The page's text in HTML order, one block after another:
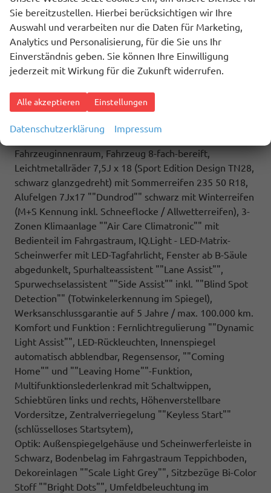
sowie Zuziehhilfe in der Schiebetüre links und rechts,
(7UY) Radio Navigationssystem Discover Pro, (4GX)
Frontscheibe beheizbar und geräuschdämmend, (7J2)
Digitalcockpit Pro, (9IJ) Mobiltelefonschnittstelle
Comfort mit induktiver Ladefunktion, (ZEB) Heckklappe
(ZBR) 7 Sitzer: Sitzvariante 2-2-3 (Vis-a-Vis entgegen
der Fahrrichtung) inkl. 4 Armlehnen.
Highlights: Sport Edition Paket: Sport Edition Schriftzug
Fahrzeuginnenraum, Fahrzeug 8-fach-bereift,
Leichtmetallräder 7,5J x 18 (Sport Edition Design TN28,
schwarz glanzgedreht) mit Sommerreifen 235 50 R18,
Alufelgen 7Jx17 ""Dundrod"" schwarz mit Winterreifen
(M+S Kennung inkl. Schneeflocke / Allwetterreifen), 3-
Zonen Klimaanlage ""Air Care Climatronic"" mit
Bedienteil im Fahrgastraum, IQ.Light - LED-Matrix-
Scheinwerfer mit LED-Tagfahrlicht, Fenster ab B-Säule
abgedunkelt, Spurhalteassistent ""Lane Assist"",
Spurwechselassistent ""Side Assist"" inkl. ""Blind Spot
Detection"" (Totwinkelerkennung im Spiegel),
Werksanschlussgarantie auf 5 Jahre / max. 100.000 km.
Komfort und Funktion : Fernlichtregulierung ""Dynamic
Light Assist"", LED-Rückleuchten, Innenspiegel
automatisch abblendbar, Regensensor, ""Coming
Home"" und ""Leaving Home""-Funktion,
Multifunktionslederlenkrad mit Schaltwippen,
Schiebtüren links und rechts, Höhenverstellbare
Vordersitze, Zentralverriegelung ""Keyless Start""
(schlüsselloses Startsytem),
Optik: Außenspiegelgehäuse und Scheinwerferleiste in
Schwarz, Bodenbelag im Fahrgastraum Teppichboden,
Dekoreinlagen ""Scale Light Grey"", Sitzbezüge Bi-Color
Stoff ""Bright Dots"", Umfeldbeleuchtung im
Sie bereitzustellen. Hierbei berücksichtigen wir Ihre
Auswahl und verarbeiten nur die Daten für Marketing,
Analytics und Personalisierung, für die Sie uns Ihr
Einverständnis geben. Sie können Ihre Einwilligung
jederzeit mit Wirkung für die Zukunft widerrufen.
Alle akzeptieren Einstellungen
Datenschutzerklärung Impressum